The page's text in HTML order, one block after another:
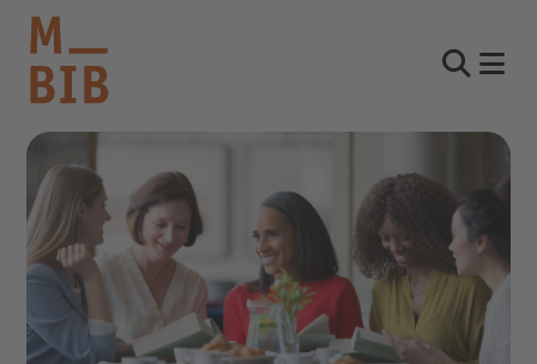
informieren
entdecken
mitmachen